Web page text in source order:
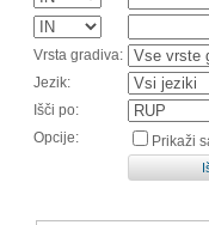
Vrsta gradiva:
Jezik:
Išči po:
Opcije:
Prikaži